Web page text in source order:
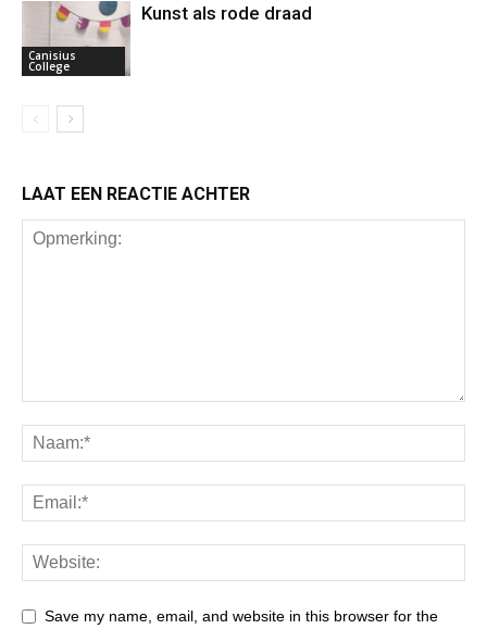
Canisius
College
Kunst als rode draad
LAAT EEN REACTIE ACHTER
Save my name, email, and website in this browser for the